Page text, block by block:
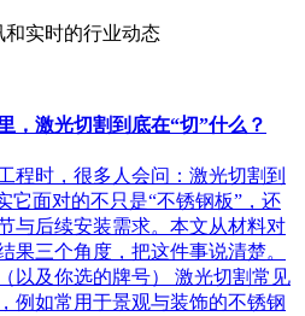
实时的行业动态
，激光切割到底在“切”什么？
程时，很多人会问：激光切割到
它面对的不只是“不锈钢板”，还
与后续安装需求。本文从材料对
果三个角度，把这件事说清楚。
以及你选的牌号） 激光切割常见
例如常用于景观与装饰的不锈钢